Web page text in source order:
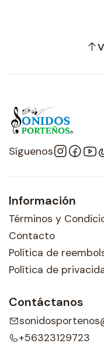
Síguenos
Información
Términos y
Contacto
Política de
Política de
Contáctanos
+56323129723